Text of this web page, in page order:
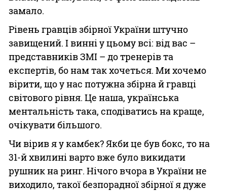
замало.
Рівень гравців збірної України штучно
завищений. І винні у цьому всі: від вас –
представників ЗМІ – до тренерів та
експертів, бо нам так хочеться. Ми хочемо
вірити, що у нас потужна збірна й гравці
світового рівня. Це наша, українська
ментальність така, сподіватись на краще,
очікувати більшого.
Чи вірив я у камбек? Якби це був бокс, то на
31-й хвилині варто вже було викидати
рушник на ринг. Нічого вчора в України не
виходило, такої безпорадної збірної я дуже